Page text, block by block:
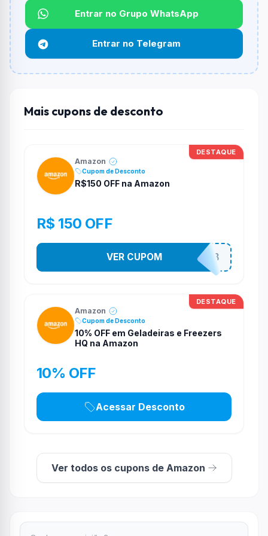
Qual é o desconto máximo?
Não informado ou sem limite.
Funciona em qualquer produto?
Não necessariamente. Depende de itens participantes
e alguns vendedores ou produtos especificos podem
Entrar no Grupo WhatsApp
Entrar no Telegram
Mais cupons de desconto
DESTAQUE
Amazon
Cupom de Desconto
R$150 OFF na Amazon
R$ 150 OFF
ULTIMO8DO8
VER CUPOM
DESTAQUE
Amazon
Cupom de Desconto
10% OFF em Geladeiras e Freezers
HQ na Amazon
10% OFF
Acessar Desconto
Ver todos os cupons de Amazon